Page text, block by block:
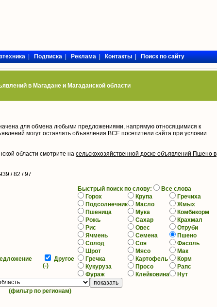
|Подписка|Реклама|Контакты|Поиск по сайту
в Магадане и Магаданской области
для обмена любыми предложениями, напрямую относящимися к
могут оставлять объявления ВСЕ посетители сайта при условии
области смотрите на сельскохозяйственной доске объявлений Пшено в
/ 82 /97
Быстрый поиск по слову:
Все слова
Горох Крупа
Гречиха
Подсолнечник
Масло
Жмых
Пшеница
Мука
Комбикорм
Рожь
Сахар
Крахмал
Рис
Овес
Отруби
Ячмень
Семена
Пшено
Солод
Соя
Фасоль
Шрот
Мясо
Мак
Гречка
Картофель
Корм
Кукуруза
Просо
Рапс
Фураж
Клейковина Нут
Другое
(-)
(фильтр по регионам)